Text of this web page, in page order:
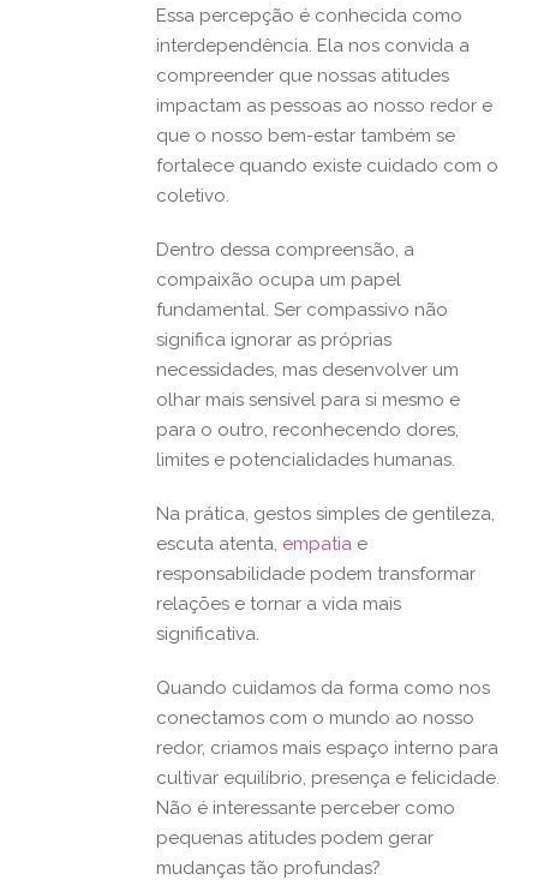
Essa percepção é conhecida como
interdependência. Ela nos convida a
compreender que nossas atitudes
impactam as pessoas ao nosso redor e
que o nosso bem-estar também se
fortalece quando existe cuidado com o
coletivo.
Dentro dessa compreensão, a
compaixão ocupa um papel
fundamental. Ser compassivo não
significa ignorar as próprias
necessidades, mas desenvolver um
olhar mais sensível para si mesmo e
para o outro, reconhecendo dores,
limites e potencialidades humanas.
Na prática, gestos simples de gentileza,
escuta atenta, empatia e
responsabilidade podem transformar
relações e tornar a vida mais
significativa.
Quando cuidamos da forma como nos
conectamos com o mundo ao nosso
redor, criamos mais espaço interno para
cultivar equilíbrio, presença e felicidade.
Não é interessante perceber como
pequenas atitudes podem gerar
mudanças tão profundas?